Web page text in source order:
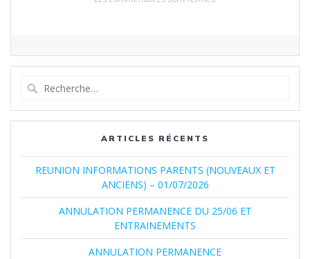
:
ARTICLES RÉCENTS
REUNION INFORMATIONS PARENTS (NOUVEAUX ET
ANCIENS) – 01/07/2026
ANNULATION PERMANENCE DU 25/06 ET
ENTRAINEMENTS
ANNULATION PERMANENCE